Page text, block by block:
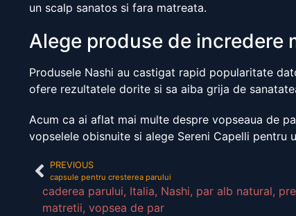
un scalp sanatos si fara matreata.
Alege produse de incredere
Produsele Nashi au castigat rapid popularitate
ofere rezultatele dorite si sa aiba grija de
Acum ca ai aflat mai multe despre vopseaua de
vopselele obisnuite si alege Sereni Capelli pentru
PREVIOUS
capsule pentru cresterea parului
caderea parului, Italia, Nashi, par alb natural,
matretii, vopsea de par